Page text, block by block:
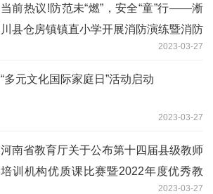
当前热议!防范未“燃”，安全“童”行——淅
川县仓房镇镇直小学开展消防演练暨消防
2023-03-27
“多元文化国际家庭日”活动启动
2023-03-27
河南省教育厅关于公布第十四届县级教师
培训机构优质课比赛暨2022年度优秀教
2023-03-27